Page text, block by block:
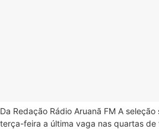
Da Redação Rádio Aruanã FM A
terça-feira a última vaga nas quartas de